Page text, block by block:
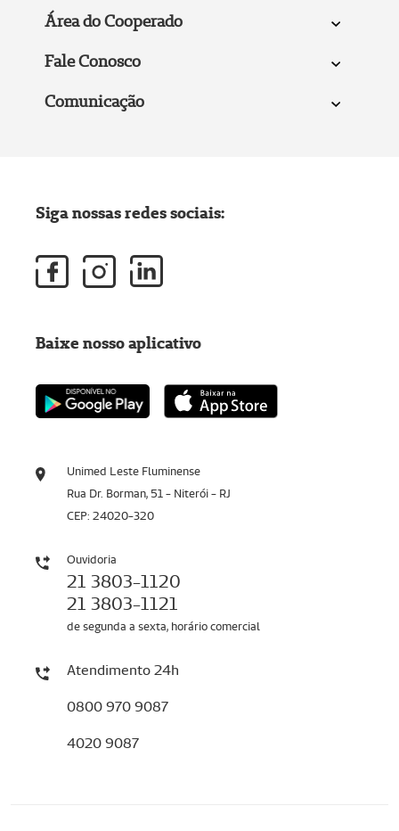
Área do Cooperado
Fale Conosco
Comunicação
Unimed Leste Fluminense
Rua Dr. Borman, 51 - Niterói - RJ
CEP: 24020-320
Ouvidoria
21 3803-1120
21 3803-1121
de segunda a sexta, horário comercial
Atendimento 24h
0800 970 9087
4020 9087
Siga nossas redes sociais:
Baixe nosso aplicativo